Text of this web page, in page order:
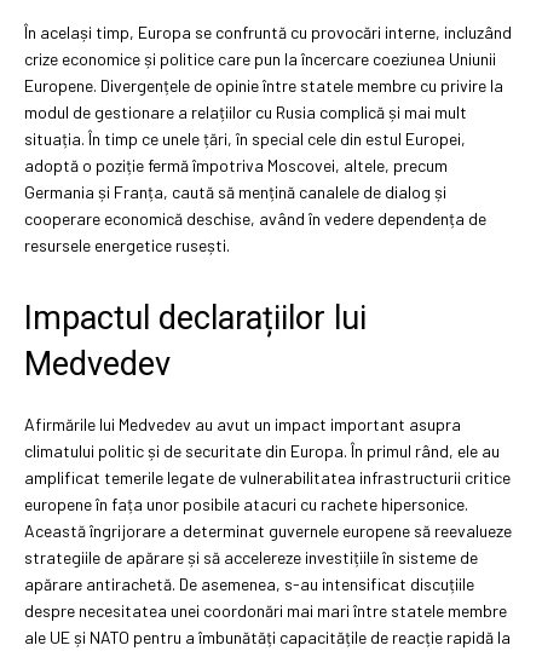
În același timp, Europa se confruntă cu provocări interne, incluzând
crize economice și politice care pun la încercare coeziunea Uniunii
Europene. Divergențele de opinie între statele membre cu privire la
modul de gestionare a relațiilor cu Rusia complică și mai mult
situația. În timp ce unele țări, în special cele din estul Europei,
adoptă o poziție fermă împotriva Moscovei, altele, precum
Germania și Franța, caută să mențină canalele de dialog și
cooperare economică deschise, având în vedere dependența de
resursele energetice rusești.
Impactul declarațiilor lui
Medvedev
Afirmările lui Medvedev au avut un impact important asupra
climatului politic și de securitate din Europa. În primul rând, ele au
amplificat temerile legate de vulnerabilitatea infrastructurii critice
europene în fața unor posibile atacuri cu rachete hipersonice.
Această îngrijorare a determinat guvernele europene să reevalueze
strategiile de apărare și să accelereze investițiile în sisteme de
apărare antirachetă. De asemenea, s-au intensificat discuțiile
despre necesitatea unei coordonări mai mari între statele membre
ale UE și NATO pentru a îmbunătăți capacitățile de reacție rapidă la